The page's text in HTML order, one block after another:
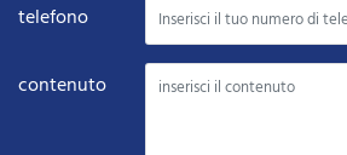
telefono
contenuto